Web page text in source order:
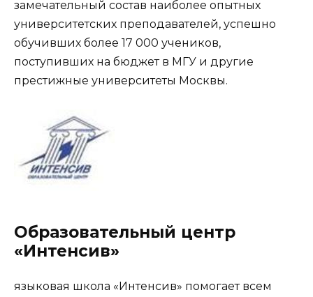
замечательный состав наиболее опытных
университетских преподавателей, успешно
обучивших более 17 000 учеников,
поступивших на бюджет в МГУ и другие
престижные университеты Москвы.
Образовательный центр
«Интенсив»
языковая школа «Интенсив» помогает всем